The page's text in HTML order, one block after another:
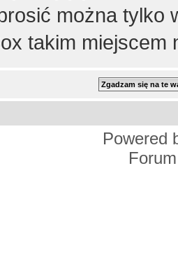
można tylko
takim miejscem
Powered